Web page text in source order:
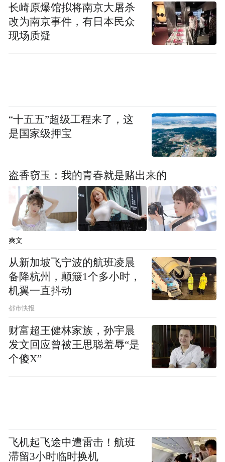
全面推进种业硅谷建设。围绕打造中国(旱区)
种业硅谷，成立种业创新中心，汇聚了6名院
种12个。深入落实国家种业振兴行动，启动
国家旱区种业创新基地、国家农作物种质资
源中转隔离基地、国家品种测试评价中心陕
西分中心等“两基地一中心”建设，实施良种
示范推广“4455”计划，加快完善种业科技创
新和示范推广体系。种子产业园集聚了先正
达、秦丰、良科、登海等各类种子生产经营
企业87家，其中陕西省省级“育繁推一体化”
种子企业达到18家，年种子交易量占陕西省
年交易量50%以上，已成为西部地区最重要
的农牧良种集散地之一。
广。育成“西农511”“西农529”等一系列优
质、多抗、高产等多性状聚合的小麦新品
种，其中国审小麦新品种18个、省审62个。
玉米新品种在西北成为主栽品种之一。育成
玉米新品种20个，其中国审玉米品种6个，陕
长崎原爆馆拟将南京大屠杀
改为南京事件，有日本民众
现场质疑
“十五五”超级工程来了，这
是国家级押宝
盗香窃玉：我的青春就是赌出来的
爽文
从新加坡飞宁波的航班凌晨
备降杭州，颠簸1个多小时，
机翼一直抖动
都市快报
财富超王健林家族，孙宇晨
发文回应曾被王思聪羞辱“是
个傻X”
飞机起飞途中遭雷击！航班
滞留3小时临时换机